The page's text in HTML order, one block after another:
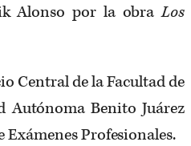
Alonso por la obraLos
Central de la Facultad de
Autónoma Benito Juárez
Exámenes Profesionales.